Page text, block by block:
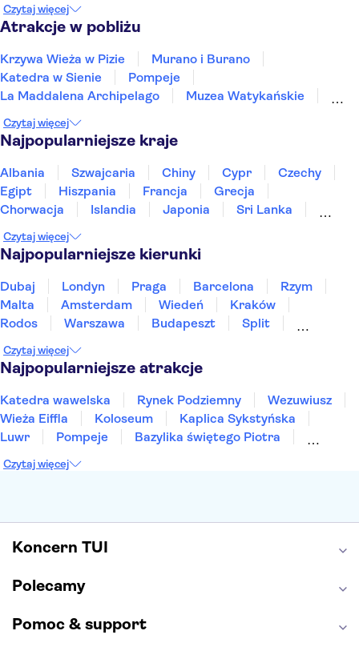
Czytaj więcej
Atrakcje w pobliżu
Krzywa Wieża w Pizie
Murano i Burano
Katedra w Sienie
Pompeje
La Maddalena Archipelago
Muzea Watykańskie
Sea caves of Polignano a Mare
Jedzenie i wino w Rzymie
Trulli of Alberobello
Wezuwiusz
Wybrzeże Amalfi Kaplica Sykstyńska
Czytaj więcej
Najpopularniejsze kraje
Albania Szwajcaria Chiny Cypr
Czechy
Egipt
Hiszpania Francja
Grecja
Chorwacja
Islandia Japonia
Sri Lanka
Tunezja
Turcja Wietnam
Czytaj więcej
Najpopularniejsze kierunki
Dubaj Londyn Praga Barcelona
Rzym
Malta
Amsterdam Wiedeń
Kraków
Rodos
Warszawa Budapeszt
Split
Sopot
Gdynia Zakopane
Czytaj więcej
Najpopularniejsze atrakcje
Katedra wawelska Rynek Podziemny
Wezuwiusz
Wieża Eiffla
Koloseum
Kaplica Sykstyńska
Luwr
Pompeje
Bazylika świętego Piotra
Etna
Wawel
Czytaj więcej
Koncern TUI
Polecamy
Pomoc & support